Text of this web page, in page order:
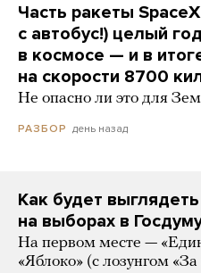
Часть ракеты
с автобус!) целый
в космосе — и в
на скорости 8700
Не опасно ли это для
РАЗБОР день назад
Как будет
на выборах в
На первом месте —
«Яблоко» (с лозунгом